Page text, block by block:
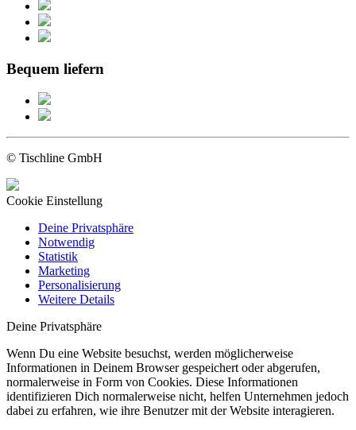
Bequem liefern
© Tischline GmbH
Cookie Einstellung
Deine Privatsphäre
Notwendig
Statistik
Marketing
Personalisierung
Weitere Details
Deine Privatsphäre
Wenn Du eine Website besuchst, werden möglicherweise
Informationen in Deinem Browser gespeichert oder abgerufen,
normalerweise in Form von Cookies. Diese Informationen
identifizieren Dich normalerweise nicht, helfen Unternehmen jedoch
dabei zu erfahren, wie ihre Benutzer mit der Website interagieren.